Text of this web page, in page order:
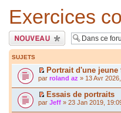
Exercices
Écrire un nouveau
sujet
SUJETS
Portrait d'une jeune
par roland az » 13 Avr
Essais de portraits
par Jeff » 23 Jan 2019,